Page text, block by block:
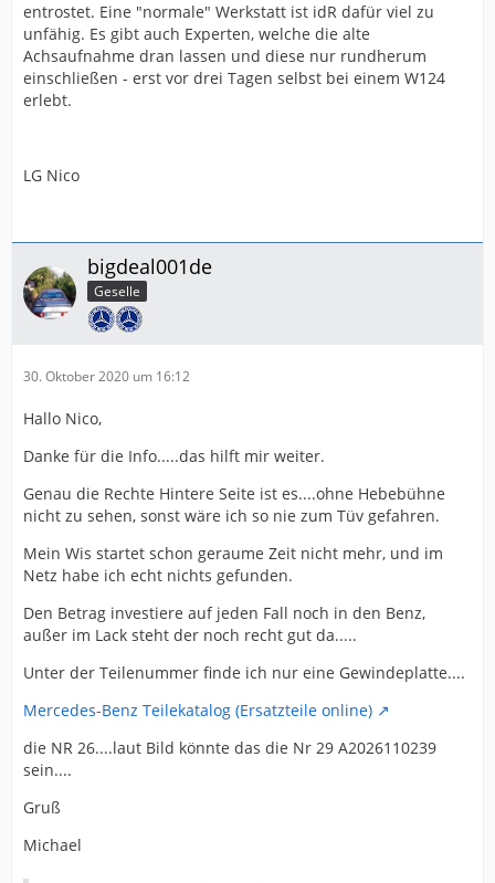
entrostet. Eine "normale" Werkstatt ist idR dafür viel zu
unfähig. Es gibt auch Experten, welche die alte
Achsaufnahme dran lassen und diese nur rundherum
einschließen - erst vor drei Tagen selbst bei einem W124
erlebt.
LG Nico
bigdeal001de
Geselle
30. Oktober 2020 um 16:12
Hallo Nico,
Danke für die Info.....das hilft mir weiter.
Genau die Rechte Hintere Seite ist es....ohne Hebebühne
nicht zu sehen, sonst wäre ich so nie zum Tüv gefahren.
Mein Wis startet schon geraume Zeit nicht mehr, und im
Netz habe ich echt nichts gefunden.
Den Betrag investiere auf jeden Fall noch in den Benz,
außer im Lack steht der noch recht gut da.....
Unter der Teilenummer finde ich nur eine Gewindeplatte....
Mercedes-Benz Teilekatalog (Ersatzteile online)
die NR 26....laut Bild könnte das die Nr 29 A2026110239
sein....
Gruß
Michael